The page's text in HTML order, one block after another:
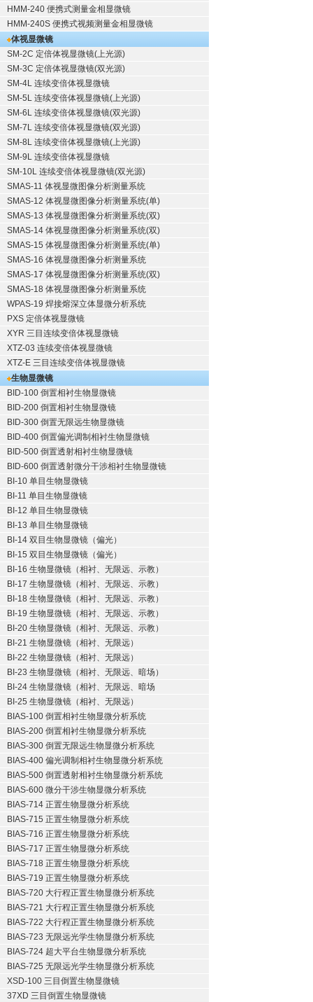
HMM-240 便携式测量金相显微镜
HMM-240S 便携式视频测量金相显微镜
体视显微镜
SM-2C 定倍体视显微镜(上光源)
SM-3C 定倍体视显微镜(双光源)
SM-4L 连续变倍体视显微镜
SM-5L 连续变倍体视显微镜(上光源)
SM-6L 连续变倍体视显微镜(双光源)
SM-7L 连续变倍体视显微镜(双光源)
SM-8L 连续变倍体视显微镜(上光源)
SM-9L 连续变倍体视显微镜
SM-10L 连续变倍体视显微镜(双光源)
SMAS-11 体视显微图像分析测量系统
SMAS-12 体视显微图像分析测量系统(单)
SMAS-13 体视显微图像分析测量系统(双)
SMAS-14 体视显微图像分析测量系统(双)
SMAS-15 体视显微图像分析测量系统(单)
SMAS-16 体视显微图像分析测量系统
SMAS-17 体视显微图像分析测量系统(双)
SMAS-18 体视显微图像分析测量系统
WPAS-19 焊接熔深立体显微分析系统
PXS 定倍体视显微镜
XYR 三目连续变倍体视显微镜
XTZ-03 连续变倍体视显微镜
XTZ-E 三目连续变倍体视显微镜
生物显微镜
BID-100 倒置相衬生物显微镜
BID-200 倒置相衬生物显微镜
BID-300 倒置无限远生物显微镜
BID-400 倒置偏光调制相衬生物显微镜
BID-500 倒置透射相衬生物显微镜
BID-600 倒置透射微分干涉相衬生物显微镜
BI-10 单目生物显微镜
BI-11 单目生物显微镜
BI-12 单目生物显微镜
BI-13 单目生物显微镜
BI-14 双目生物显微镜（偏光）
BI-15 双目生物显微镜（偏光）
BI-16 生物显微镜（相衬、无限远、示教）
BI-17 生物显微镜（相衬、无限远、示教）
BI-18 生物显微镜（相衬、无限远、示教）
BI-19 生物显微镜（相衬、无限远、示教）
BI-20 生物显微镜（相衬、无限远、示教）
BI-21 生物显微镜（相衬、无限远）
BI-22 生物显微镜（相衬、无限远）
BI-23 生物显微镜（相衬、无限远、暗场）
BI-24 生物显微镜（相衬、无限远、暗场
BI-25 生物显微镜（相衬、无限远）
BIAS-100 倒置相衬生物显微分析系统
BIAS-200 倒置相衬生物显微分析系统
BIAS-300 倒置无限远生物显微分析系统
BIAS-400 偏光调制相衬生物显微分析系统
BIAS-500 倒置透射相衬生物显微分析系统
BIAS-600 微分干涉生物显微分析系统
BIAS-714 正置生物显微分析系统
BIAS-715 正置生物显微分析系统
BIAS-716 正置生物显微分析系统
BIAS-717 正置生物显微分析系统
BIAS-718 正置生物显微分析系统
BIAS-719 正置生物显微分析系统
BIAS-720 大行程正置生物显微分析系统
BIAS-721 大行程正置生物显微分析系统
BIAS-722 大行程正置生物显微分析系统
BIAS-723 无限远光学生物显微分析系统
BIAS-724 超大平台生物显微分析系统
BIAS-725 无限远光学生物显微分析系统
XSD-100 三目倒置生物显微镜
37XD 三目倒置生物显微镜